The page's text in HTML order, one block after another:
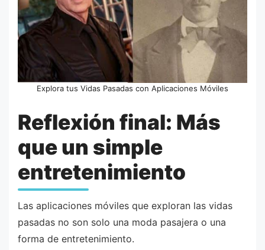
Explora tus Vidas Pasadas con Aplicaciones Móviles
Reflexión final: Más
que un simple
entretenimiento
Las aplicaciones móviles que exploran las vidas
pasadas no son solo una moda pasajera o una
forma de entretenimiento.